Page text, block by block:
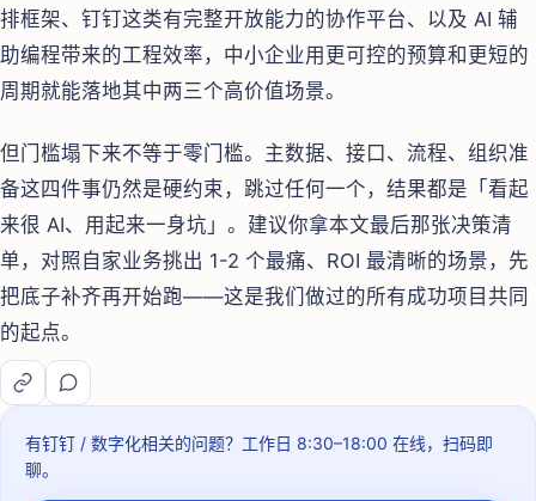
排框架、钉钉这类有完整开放能力的协作平台、以及 AI 辅
助编程带来的工程效率，中小企业用更可控的预算和更短的
周期就能落地其中两三个高价值场景。
但门槛塌下来不等于零门槛。主数据、接口、流程、组织准
备这四件事仍然是硬约束，跳过任何一个，结果都是「看起
来很 AI、用起来一身坑」。建议你拿本文最后那张决策清
单，对照自家业务挑出 1-2 个最痛、ROI 最清晰的场景，先
把底子补齐再开始跑——这是我们做过的所有成功项目共同
的起点。
有钉钉 / 数字化相关的问题？ 工作日 8:30–18:00 在线，扫码即
聊。